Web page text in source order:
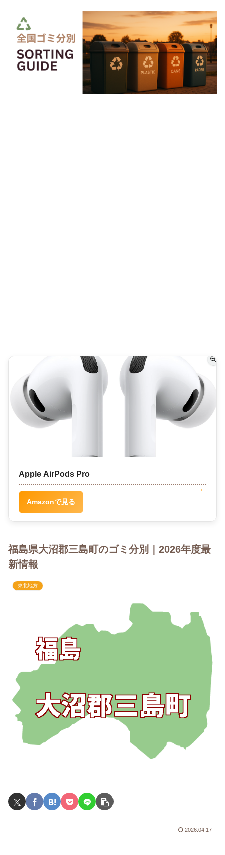
Apple AirPods Pro
Amazonで見る
福島県大沼郡三島町のゴミ分別｜2026年度最
新情報
東北地方
2026.04.17